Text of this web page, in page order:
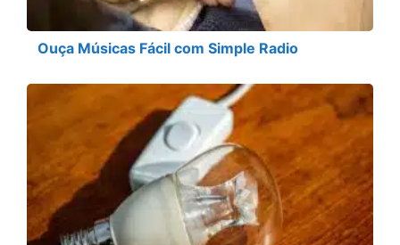
Ouça Músicas Fácil com Simple Radio